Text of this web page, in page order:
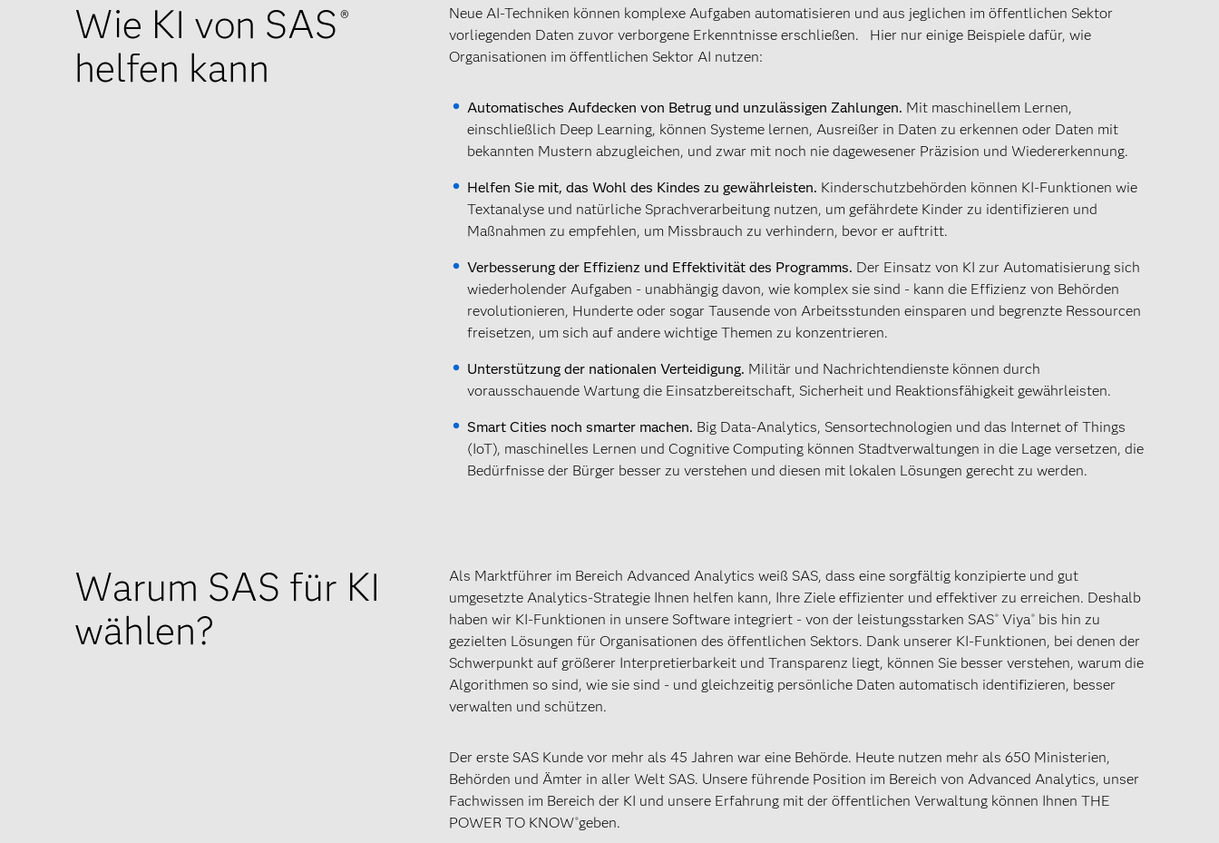
Wie KI von SAS ®
helfen kann
Neue AI-Techniken können komplexe Aufgaben automatisieren und aus jeglichen im öffentlichen Sektor
vorliegenden Daten zuvor verborgene Erkenntnisse erschließen. Hier nur einige Beispiele dafür, wie
Organisationen im öffentlichen Sektor AI nutzen:
Automatisches Aufdecken von Betrug und unzulässigen Zahlungen. Mit maschinellem Lernen,
einschließlich Deep Learning, können Systeme lernen, Ausreißer in Daten zu erkennen oder Daten mit
bekannten Mustern abzugleichen, und zwar mit noch nie dagewesener Präzision und Wiedererkennung.
Helfen Sie mit, das Wohl des Kindes zu gewährleisten. Kinderschutzbehörden können KI-Funktionen wie
Textanalyse und natürliche Sprachverarbeitung nutzen, um gefährdete Kinder zu identifizieren und
Maßnahmen zu empfehlen, um Missbrauch zu verhindern, bevor er auftritt.
Verbesserung der Effizienz und Effektivität des Programms. Der Einsatz von KI zur Automatisierung sich
wiederholender Aufgaben - unabhängig davon, wie komplex sie sind - kann die Effizienz von Behörden
revolutionieren, Hunderte oder sogar Tausende von Arbeitsstunden einsparen und begrenzte Ressourcen
freisetzen, um sich auf andere wichtige Themen zu konzentrieren.
Unterstützung der nationalen Verteidigung. Militär und Nachrichtendienste können durch
vorausschauende Wartung die Einsatzbereitschaft, Sicherheit und Reaktionsfähigkeit gewährleisten.
Smart Cities noch smarter machen. Big Data-Analytics, Sensortechnologien und das Internet of Things
(IoT), maschinelles Lernen und Cognitive Computing können Stadtverwaltungen in die Lage versetzen, die
Bedürfnisse der Bürger besser zu verstehen und diesen mit lokalen Lösungen gerecht zu werden.
Warum SAS für KI
wählen?
Als Marktführer im Bereich Advanced Analytics weiß SAS, dass eine sorgfältig konzipierte und gut
umgesetzte Analytics-Strategie Ihnen helfen kann, Ihre Ziele effizienter und effektiver zu erreichen. Deshalb
haben wir KI-Funktionen in unsere Software integriert - von der leistungsstarken SAS® Viya® bis hin zu
gezielten Lösungen für Organisationen des öffentlichen Sektors. Dank unserer KI-Funktionen, bei denen der
Schwerpunkt auf größerer Interpretierbarkeit und Transparenz liegt, können Sie besser verstehen, warum die
Algorithmen so sind, wie sie sind - und gleichzeitig persönliche Daten automatisch identifizieren, besser
verwalten und schützen.
Der erste SAS Kunde vor mehr als 45 Jahren war eine Behörde. Heute nutzen mehr als 650 Ministerien,
Behörden und Ämter in aller Welt SAS. Unsere führende Position im Bereich von Advanced Analytics, unser
Fachwissen im Bereich der KI und unsere Erfahrung mit der öffentlichen Verwaltung können Ihnen THE
POWER TO KNOW®geben.